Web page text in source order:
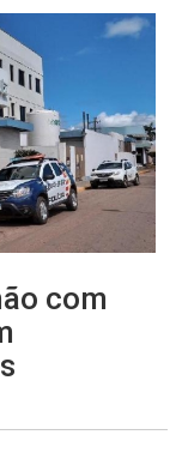
com